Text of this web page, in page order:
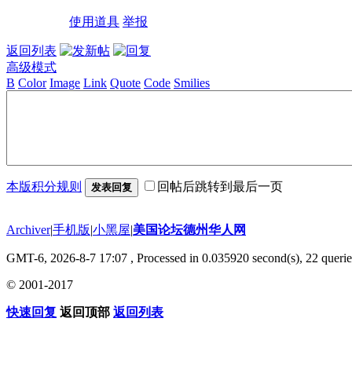
使用道具 举报
返回列表
高级模式
B Color Image Link Quote Code Smilies
本版积分规则 发表回复 回帖后跳转到最后一页
Archiver|手机版|小黑屋|美国论坛德州华人网
GMT-6, 2026-8-7 17:07 , Processed in 0.035920 second(s), 22
© 2001-2017
快速回复 返回顶部 返回列表